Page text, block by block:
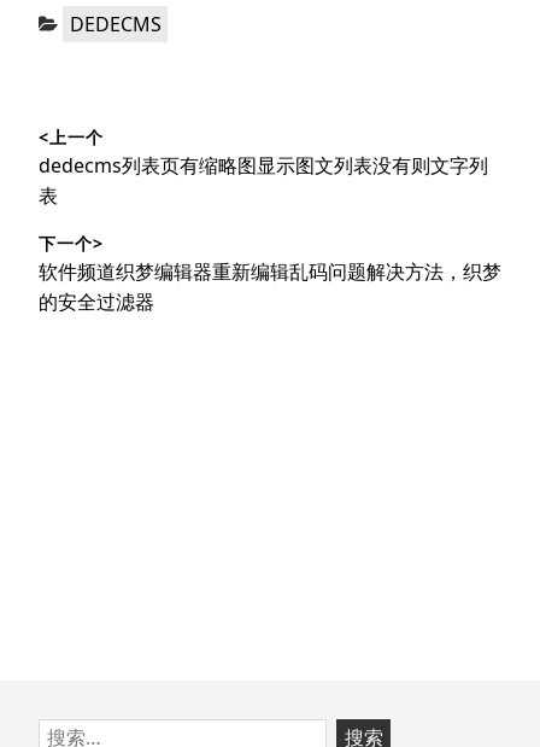
分
DEDECMS
章
导
航
<上一个
上
篇
章：
dedecms列表页有缩略图显示图文列表没有则文字列
表
下一个>
下
篇
软件频道织梦编辑器重新编辑乱码问题解决方法，织梦
的安全过滤器
跳
搜